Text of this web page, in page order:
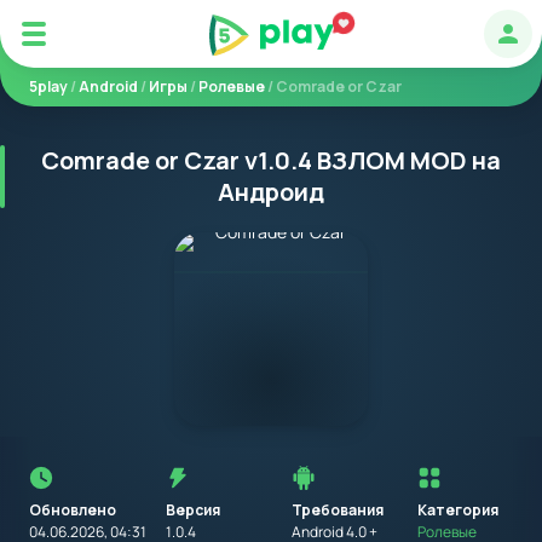
5play/Android /Игры /Ролевые/ Comrade or Czar
Comrade or Czar v1.0.4 ВЗЛОМ MOD на
Андроид
Обновлено
04.06.2026, 04:31
Версия
1.0.4
Требования
Android 4.0 +
установкой
приложения
на
устройство
Категория
Ролевые